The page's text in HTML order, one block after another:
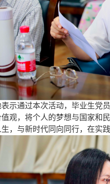
表示通过本次活动，毕业生党
观， 将个人的梦想与国家和
，与新时代同向同行，在实